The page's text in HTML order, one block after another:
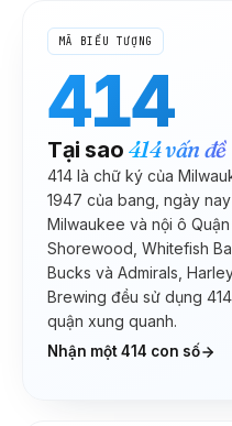
MÃ BIỂU TƯỢNG
414
Tại sao 414vấn đề
414 là chữ ký của
1947 của bang, ngày
Milwaukee và nội ô
Shorewood, Whitefish
Bucks và Admirals,
Brewing đều sử dụng
quận xung quanh.
Nhận một414 con số